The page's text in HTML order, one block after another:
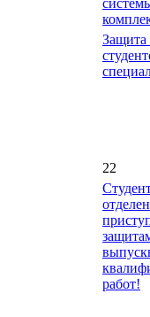
22
работ!